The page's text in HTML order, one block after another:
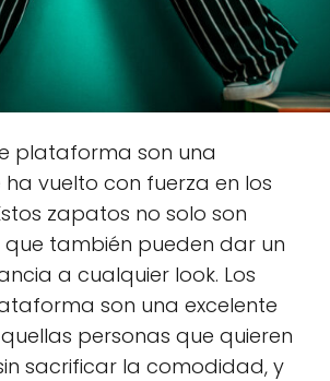
plataforma son una
vuelto con fuerza en los
zapatos no solo son
que también pueden dar un
a cualquier look. Los
son una excelente
personas que quieren
sacrificar la comodidad, y